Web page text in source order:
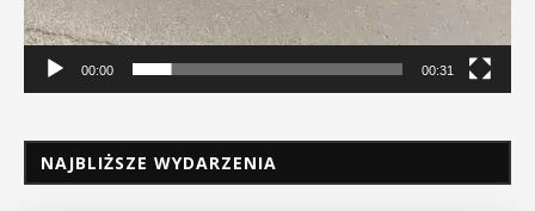
00:00 00:31
NAJBLIŻSZE WYDARZENIA